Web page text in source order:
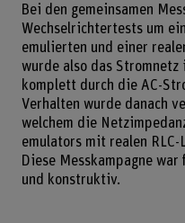
Bei den gemeinsamen
Wechselrichtertests um
emulierten und einer
wurde also das
komplett durch die AC-
Verhalten wurde danach
welchem die
emulators mit realen
Diese Messkampagne
und konstruktiv.